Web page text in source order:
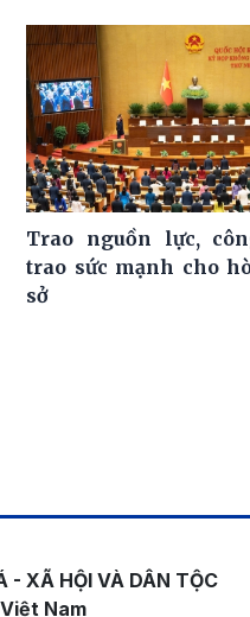
Trao nguồn lực,
trao sức mạnh cho
sở
- XÃ HỘI VÀ DÂN TỘC
Nam